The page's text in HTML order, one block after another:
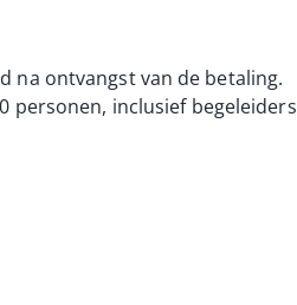
na ontvangst van de betaling.
personen, inclusief begeleiders